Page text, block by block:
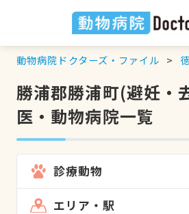
動物病院ドクターズ・ファイル
勝浦郡勝浦町(避妊・
医・動物病院一覧
診療動物
エリア・駅